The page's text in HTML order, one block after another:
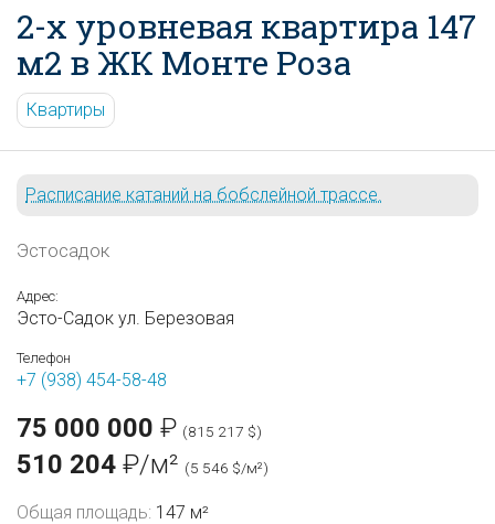
2-х уровневая квартира 147
м2 в ЖК Монте Роза
Квартиры
Расписание катаний на бобслейной трассе.
Эстосадок
Адрес:
Эсто-Садок ул. Березовая
Телефон
+7 (938) 454-58-48
75 000 000 ₽ (815 217 $)
510 204 ₽/м² (5 546 $/м²)
Общая площадь: 147 м²